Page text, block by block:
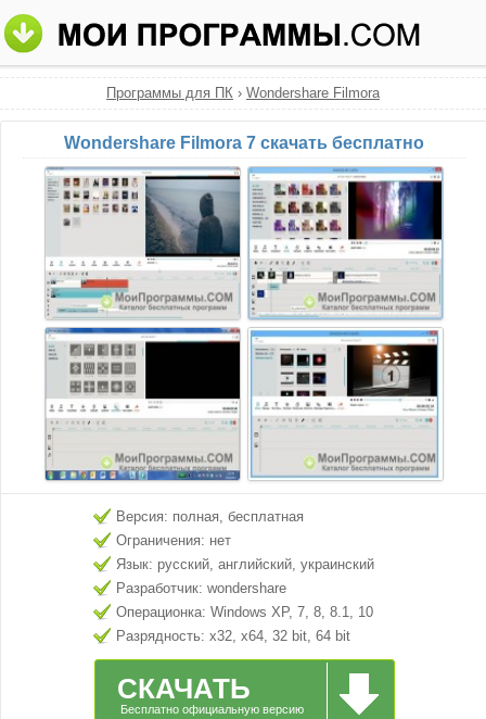
Программы для ПК › Wondershare Filmora
Wondershare Filmora 7 скачать бесплатно
Версия: полная, бесплатная
Ограничения: нет
Язык: русский, английский, украинский
Разработчик: wondershare
Операционка: Windows XP, 7, 8, 8.1, 10
Разрядность: x32, x64, 32 bit, 64 bit
СКАЧАТЬ
Бесплатно официальную версию